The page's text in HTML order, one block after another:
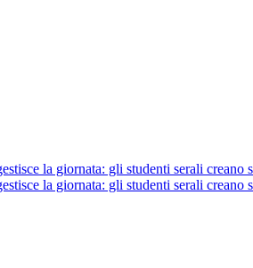
la giornata: gli studenti serali creano
la giornata: gli studenti serali creano